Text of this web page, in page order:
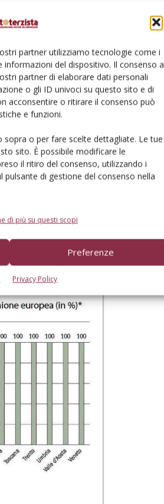
partner utilizziamo tecnologie come i
del dispositivo. Il consenso a
partner di elaborare dati personali
o gli ID univoci su questo sito e di
acconsentire o ritirare il consenso può
e funzioni.
o per fare scelte dettagliate. Le tue
sito. È possibile modificare le
il ritiro del consenso, utilizzando i
pulsante di gestione del consenso nella
di più su questi scopi
Preferenze
Privacy Policy
la maggiore
della parte di
successivo all’anno
nell’anno N+3
2015 devono
milioni di euro
sono a rischio, in
di disimpegno sono